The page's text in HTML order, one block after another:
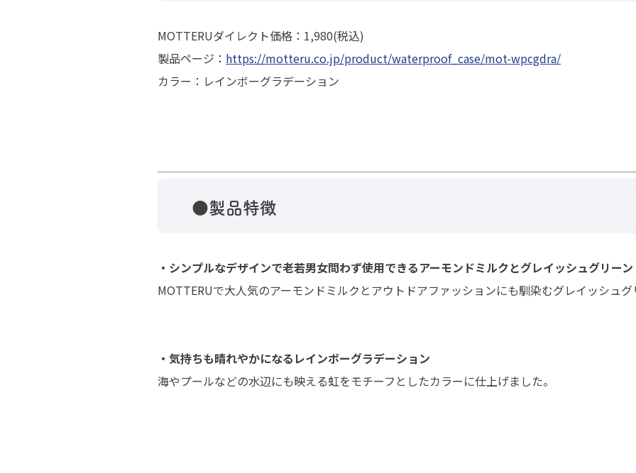
MOTTERUダイレクト価格：1,980(税込)
製品ページ： https://motteru.co.jp/product/waterproof_case/mot-wpcgdra/
カラー：レインボーグラデーション
●製品特徴
・シンプルなデザインで老若男女問わず使用できるアーモンドミルクとグレイッシュグリーン
MOTTERUで大人気のアーモンドミルクとアウトドアファッションにも馴染むグレイッシュ
・気持ちも晴れやかになるレインボーグラデーション
海やプールなどの水辺にも映える虹をモチーフとしたカラーに仕上げました。